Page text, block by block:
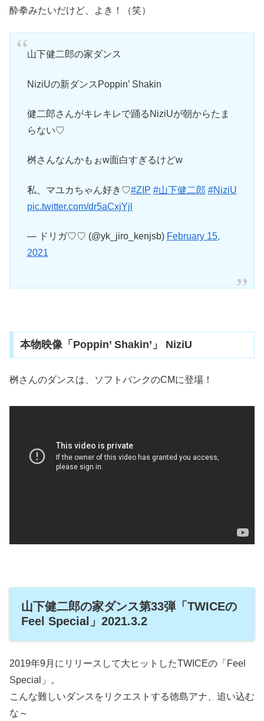
酔拳みたいだけど、よき！（笑）
山下健二郎の家ダンス
NiziUの新ダンスPoppin’ Shakin
健二郎さんがキレキレで踊るNiziUが朝からたま
らない♡
桝さんなんかもぉw面白すぎるけどw
私、マユカちゃん好き♡#ZIP #山下健二郎 #NiziU
pic.twitter.com/dr5aCxjYjl
— ドリガ♡♡ (@yk_jiro_kenjsb) February 15,
2021
本物映像「Poppin’ Shakin’」 NiziU
桝さんのダンスは、ソフトバンクのCMに登場！
山下健二郎の家ダンス第33弾「TWICEの
Feel Special」2021.3.2
2019年9月にリリースして大ヒットしたTWICEの「Feel
Special」。
こんな難しいダンスをリクエストする徳島アナ、追い込む
な～